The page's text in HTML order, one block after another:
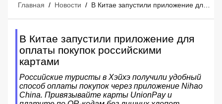
Главная / Новости /
В Китае запустили приложение для
оплаты покупок российскими
картами
Российские туристы в Хэйхэ получили удобный
способ оплаты покупок через приложение Nihao
China. Привязывайте карты UnionPay и